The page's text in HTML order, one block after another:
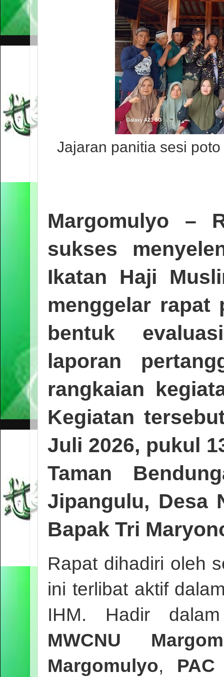
Jajaran panitia sesi
Margomulyo –
sukses
Ikatan Haji
menggelar rapat
bentuk
laporan
rangkaian
Kegiatan
Juli 2026, pukul
Taman
Jipangulu, Desa
Bapak Tri
Rapat dihadiri oleh
ini terlibat aktif
IHM. Hadir
MWCNU
Margomulyo,